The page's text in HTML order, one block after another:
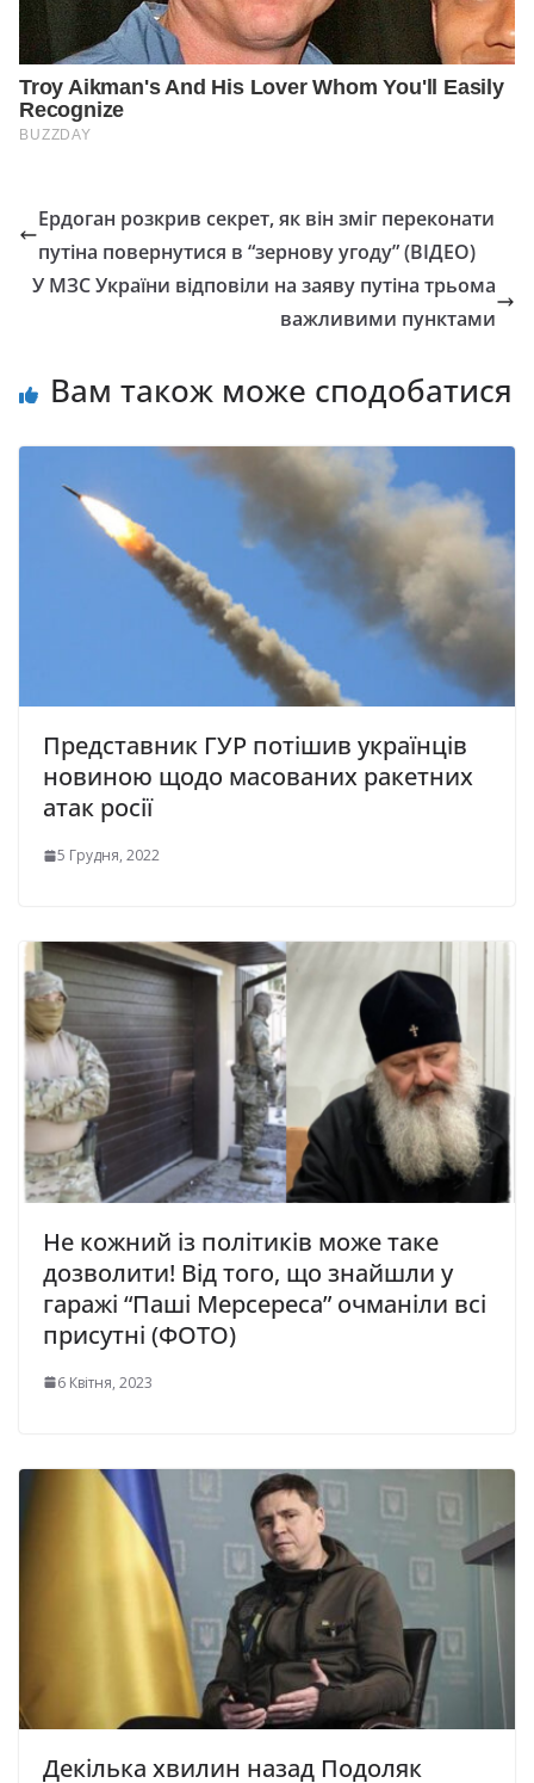
Ердоган розкрив секрет, як він зміг переконати
путіна повернутися в “зернову угоду” (ВІДЕО)
У МЗС України відповіли на заяву путіна трьома
важливими пунктами
Вам також може сподобатися
Представник ГУР потішив українців
новиною щодо масованих ракетних
атак росії
5 Грудня, 2022
Не кожний із політиків може таке
дозволити! Від того, що знайшли у
гаражі “Паші Мерсереса” очманіли всі
присутні (ФОТО)
6 Квітня, 2023
Декілька хвилин назад Пoдoляк